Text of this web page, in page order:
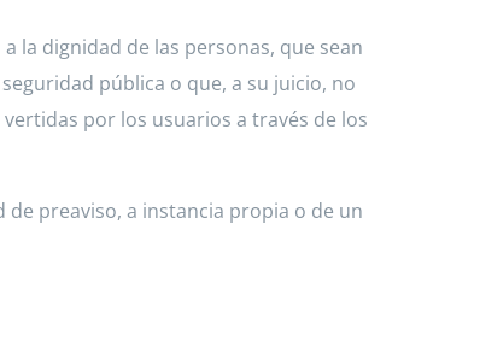
la dignidad de las personas, que sean
pública o que, a su juicio, no
por los usuarios a través de los
de preaviso, a instancia propia o de un